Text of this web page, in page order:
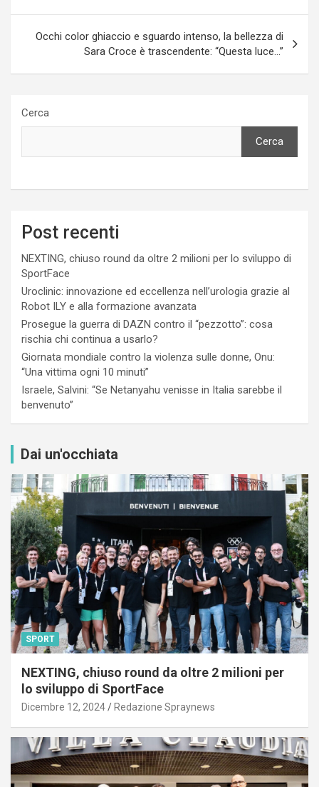
Occhi color ghiaccio e sguardo intenso, la bellezza di
Sara Croce è trascendente: “Questa luce…”
Cerca
Cerca
Post recenti
NEXTING, chiuso round da oltre 2 milioni per lo sviluppo di
SportFace
Uroclinic: innovazione ed eccellenza nell’urologia grazie al
Robot ILY e alla formazione avanzata
Prosegue la guerra di DAZN contro il “pezzotto”: cosa
rischia chi continua a usarlo?
Giornata mondiale contro la violenza sulle donne, Onu:
“Una vittima ogni 10 minuti”
Israele, Salvini: “Se Netanyahu venisse in Italia sarebbe il
benvenuto”
Dai un'occhiata
SPORT
NEXTING, chiuso round da oltre 2 milioni per
lo sviluppo di SportFace
Dicembre 12, 2024 Redazione Spraynews